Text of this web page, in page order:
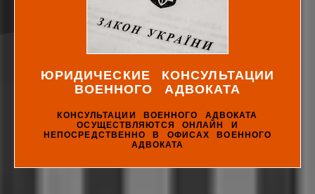
ЮРИДИЧЕСКИЕ КОНСУЛЬТАЦИИ
ВОЕННОГО АДВОКАТА
КОНСУЛЬТАЦИИ ВОЕННОГО АДВОКАТА
ОСУЩЕСТВЛЯЮТСЯ ОНЛАЙН И
НЕПОСРЕДСТВЕННО В ОФИСАХ ВОЕННОГО
АДВОКАТА